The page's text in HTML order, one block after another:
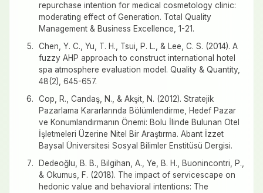
repurchase intention for medical cosmetology clinic:
moderating effect of Generation. Total Quality
Management & Business Excellence, 1-21.
Chen, Y. C., Yu, T. H., Tsui, P. L., & Lee, C. S. (2014). A
fuzzy AHP approach to construct international hotel
spa atmosphere evaluation model. Quality & Quantity,
48(2), 645-657.
Cop, R., Candaş, N., & Akşit, N. (2012). Stratejik
Pazarlama Kararlarında Bölümlendirme, Hedef Pazar
ve Konumlandırmanın Önemi: Bolu İlinde Bulunan Otel
İşletmeleri Üzerine Nitel Bir Araştırma. Abant İzzet
Baysal Üniversitesi Sosyal Bilimler Enstitüsü Dergisi.
Dedeoğlu, B. B., Bilgihan, A., Ye, B. H., Buonincontri, P.,
& Okumus, F. (2018). The impact of servicescape on
hedonic value and behavioral intentions: The